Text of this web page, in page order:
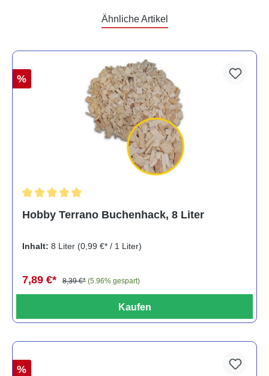
Ähnliche Artikel
%
Hobby Terrano Buchenhack, 8 Liter
Inhalt: 8 Liter (0,99 €* / 1 Liter)
7,89 €* 8,39 €* (5.96% gespart)
Kaufen
%